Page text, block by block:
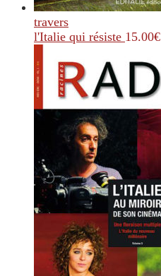
travers
l'Italie qui résiste 15.00€